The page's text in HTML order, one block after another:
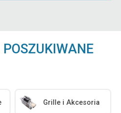
Grille i Akcesoria